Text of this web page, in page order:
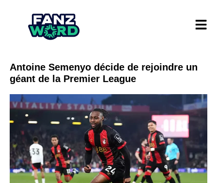
Antoine Semenyo décide de rejoindre un
géant de la Premier League